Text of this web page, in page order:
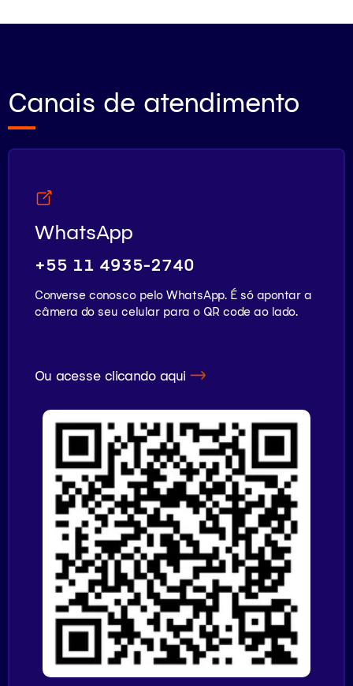
Canais de atendimento
WhatsApp
+55 11 4935-2740
Converse conosco pelo WhatsApp. É só apontar a
câmera do seu celular para o QR code ao lado.
Ou acesse clicando aqui